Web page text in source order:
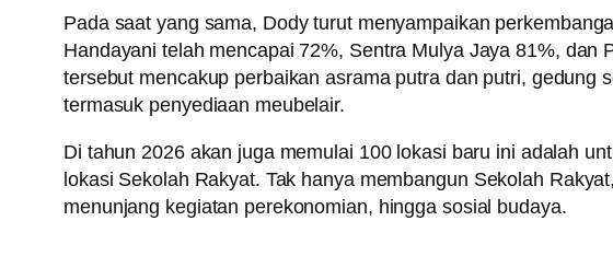
Pada saat yang sama, Dody turut menyampaikan
Handayani telah mencapai 72%, Sentra Mulya Jaya 81%,
tersebut mencakup perbaikan asrama putra dan putri, gedung
termasuk penyediaan meubelair.
Di tahun 2026 akan juga memulai 100 lokasi baru ini adalah
lokasi Sekolah Rakyat. Tak hanya membangun Sekolah
menunjang kegiatan perekonomian, hingga sosial budaya.